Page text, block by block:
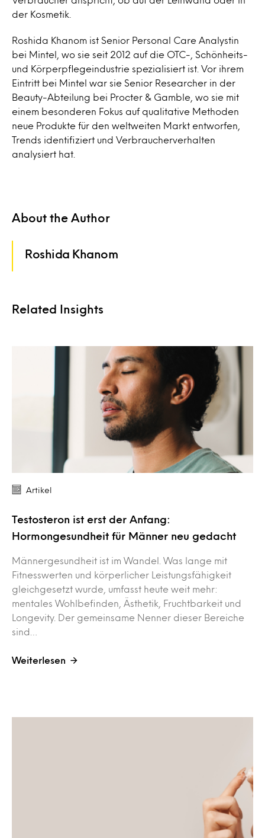
der Kosmetik.
Roshida Khanom ist Senior Personal Care Analystin
bei Mintel, wo sie seit 2012 auf die OTC-, Schönheits-
und Körperpflegeindustrie spezialisiert ist. Vor ihrem
Eintritt bei Mintel war sie Senior Researcher in der
Beauty-Abteilung bei Procter & Gamble, wo sie mit
einem besonderen Fokus auf qualitative Methoden
neue Produkte für den weltweiten Markt entworfen,
Trends identifiziert und Verbraucherverhalten
analysiert hat.
About the Author
Roshida Khanom
Related Insights
Artikel
Testosteron ist erst der Anfang:
Hormongesundheit für Männer neu gedacht
Männergesundheit ist im Wandel. Was lange mit
Fitnesswerten und körperlicher Leistungsfähigkeit
gleichgesetzt wurde, umfasst heute weit mehr:
mentales Wohlbefinden, Ästhetik, Fruchtbarkeit und
Longevity. Der gemeinsame Nenner dieser Bereiche
sind…
Weiterlesen